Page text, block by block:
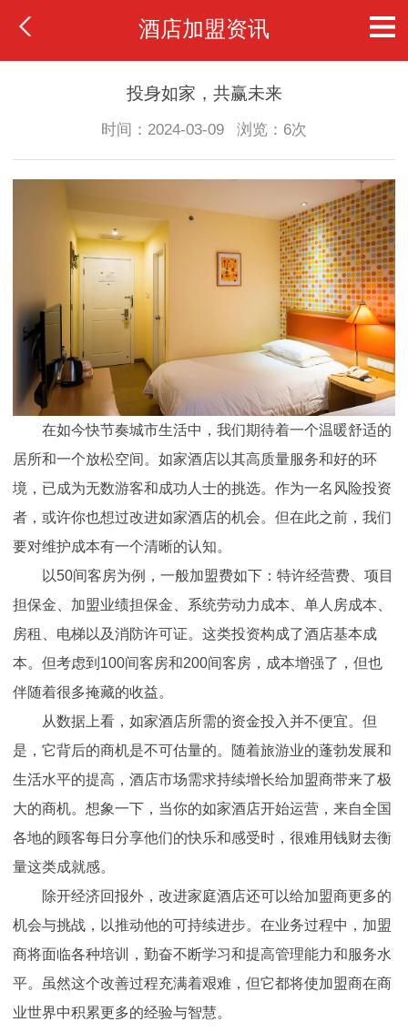
酒店加盟资讯
投身如家，共赢未来
时间：2024-03-09 浏览：6次
在如今快节奏城市生活中，我们期待着一个温暖舒适的
居所和一个放松空间。如家酒店以其高质量服务和好的环
境，已成为无数游客和成功人士的挑选。作为一名风险投资
者，或许你也想过改进如家酒店的机会。但在此之前，我们
要对维护成本有一个清晰的认知。
以50间客房为例，一般加盟费如下：特许经营费、项目
担保金、加盟业绩担保金、系统劳动力成本、单人房成本、
房租、电梯以及消防许可证。这类投资构成了酒店基本成
本。但考虑到100间客房和200间客房，成本增强了，但也
伴随着很多掩藏的收益。
从数据上看，如家酒店所需的资金投入并不便宜。但
是，它背后的商机是不可估量的。随着旅游业的蓬勃发展和
生活水平的提高，酒店市场需求持续增长给加盟商带来了极
大的商机。想象一下，当你的如家酒店开始运营，来自全国
各地的顾客每日分享他们的快乐和感受时，很难用钱财去衡
量这类成就感。
除开经济回报外，改进家庭酒店还可以给加盟商更多的
机会与挑战，以推动他的可持续进步。在业务过程中，加盟
商将面临各种培训，勤奋不断学习和提高管理能力和服务水
平。虽然这个改善过程充满着艰难，但它都将使加盟商在商
业世界中积累更多的经验与智慧。